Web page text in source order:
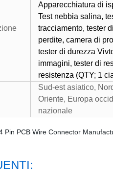
Apparecchiatura di
Test nebbia salina,
tracciamento, tester
perdite, camera di
tester di durezza
immagini, tester di
resistenza (QTY; 1
Sud-est asiatico,
Oriente, Europa
nazionale